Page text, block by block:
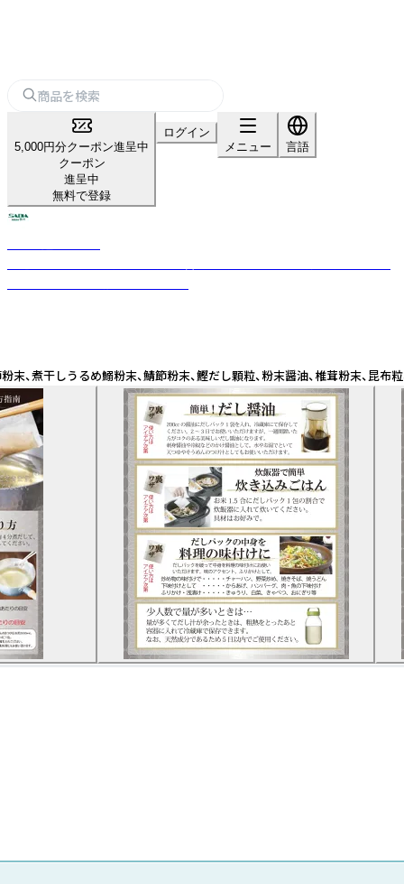
5,000円分クーポン進呈中
クーポン
進呈中
無料で登録
ログイン
メニュー
言語
、煮干しうるめ鰯粉末、鯖節粉末、鰹だし顆粒、粉末醤油、椎茸粉